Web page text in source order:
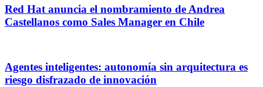
Red Hat anuncia el nombramiento de Andrea
Castellanos como Sales Manager en Chile
Agentes inteligentes: autonomía sin arquitectura es
riesgo disfrazado de innovación